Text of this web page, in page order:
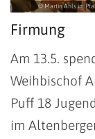
© Martin Ahls in:
Firmung
Am 13.5.
Weihbischof
Puff 18
im